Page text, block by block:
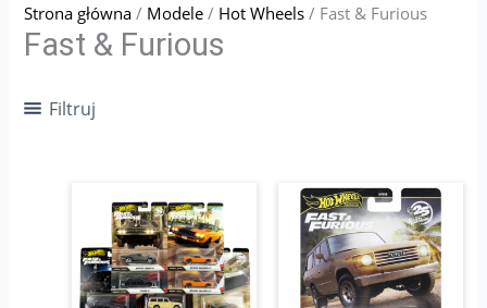
Strona główna / Modele / Hot Wheels / Fast & Furious
Fast & Furious
Filtruj